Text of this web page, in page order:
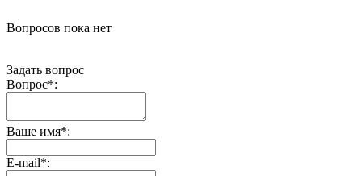
Вопросов пока нет
Задать вопрос
Вопрос*:
Ваше имя*:
E-mail*: